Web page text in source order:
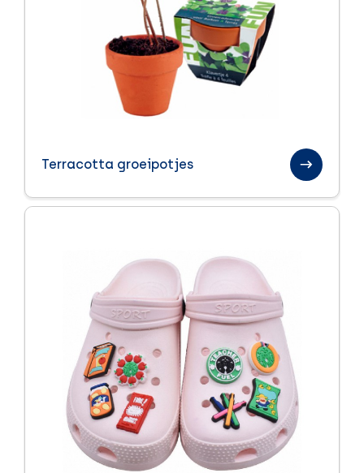
Terracotta groeipotjes